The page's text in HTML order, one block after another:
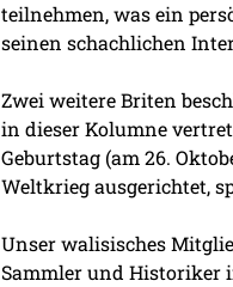
teilnehmen, was ein
seinen schachlichen
Zwei weitere Briten
in dieser Kolumne
Geburtstag (am 26.
Weltkrieg ausgerichtet,
Unser walisisches
Sammler und Historiker